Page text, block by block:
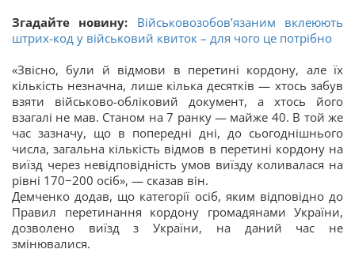
Згадайте новину: Військовозобов’язаним вклеюють
штрих-код у військовий квиток – для чого це потрібно
«Звісно, були й відмови в перетині кордону, але їх
кількість незначна, лише кілька десятків — хтось забув
взяти військово-обліковий документ, а хтось його
взагалі не мав. Станом на 7 ранку — майже 40. В той же
час зазначу, що в попередні дні, до сьогоднішнього
числа, загальна кількість відмов в перетині кордону на
виїзд через невідповідність умов виїзду коливалася на
рівні 170−200 осіб», — сказав він.
Демченко додав, що категорії осіб, яким відповідно до
Правил перетинання кордону громадянами України,
дозволено виїзд з України, на даний час не
змінювалися.